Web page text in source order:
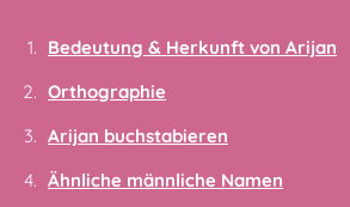
Bedeutung & Herkunft von Arijan
Orthographie
Arijan buchstabieren
Ähnliche männliche Namen